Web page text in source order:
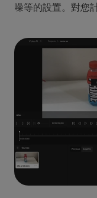
噪等的設置。對您